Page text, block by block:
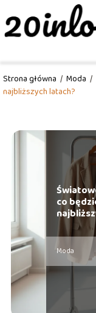
Strona główna / Moda /
najbliższych latach?
co
Moda